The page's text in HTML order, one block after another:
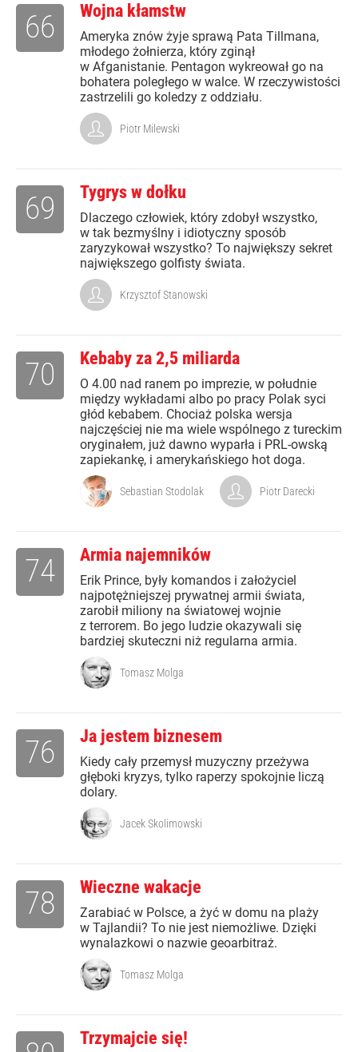
Wojna kłamstw
Ameryka znów żyje sprawą Pata Tillmana,
młodego żołnierza, który zginął
w Afganistanie. Pentagon wykreował go na
bohatera poległego w walce. W rzeczywistości
zastrzelili go koledzy z oddziału.
66
Piotr Milewski
Tygrys w dołku
Dlaczego człowiek, który zdobył wszystko,
w tak bezmyślny i idiotyczny sposób
zaryzykował wszystko? To największy sekret
największego golfisty świata.
69
Krzysztof Stanowski
Kebaby za 2,5 miliarda
O 4.00 nad ranem po imprezie, w południe
między wykładami albo po pracy Polak syci
głód kebabem. Chociaż polska wersja
najczęściej nie ma wiele wspólnego z tureckim
oryginałem, już dawno wyparła i PRL-owską
zapiekankę, i amerykańskiego hot doga.
70
Sebastian Stodolak Piotr Darecki
Armia najemników
Erik Prince, były komandos i założyciel
najpotężniejszej prywatnej armii świata,
zarobił miliony na światowej wojnie
z terrorem. Bo jego ludzie okazywali się
bardziej skuteczni niż regularna armia.
74
Tomasz Molga
Ja jestem biznesem
Kiedy cały przemysł muzyczny przeżywa
głęboki kryzys, tylko raperzy spokojnie liczą
dolary.
76
Jacek Skolimowski
Wieczne wakacje
Zarabiać w Polsce, a żyć w domu na plaży
w Tajlandii? To nie jest niemożliwe. Dzięki
wynalazkowi o nazwie geoarbitraż.
78
Tomasz Molga
Trzymajcie się!